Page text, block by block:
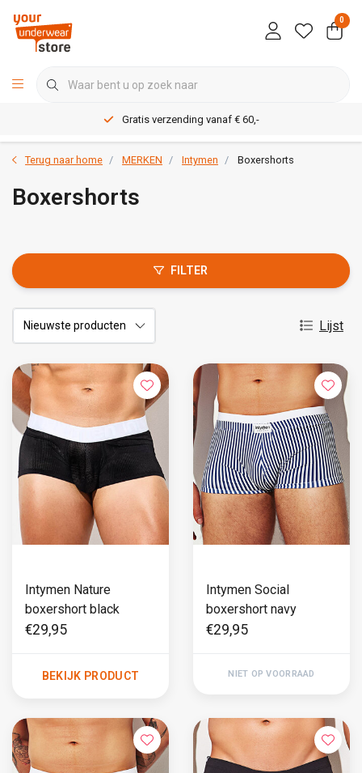
0
Gratis verzending vanaf € 60,-
Terug naar home MERKEN Intymen Boxershorts
Boxershorts
FILTER
Lijst
Intymen Nature
boxershort black
€29,95
BEKIJK PRODUCT
Intymen Social
boxershort navy
€29,95
NIET OP VOORRAAD